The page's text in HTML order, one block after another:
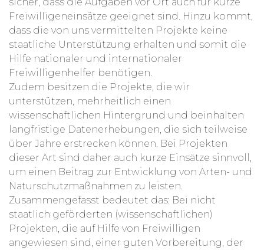
Freiwilligeneinsätze geeignet sind. Hinzu kommt,
dass die von uns vermittelten Projekte keine
staatliche Unterstützung erhalten und somit die
Hilfe nationaler und internationaler
Freiwilligenhelfer benötigen.
Zudem besitzen die Projekte, die wir
unterstützen, mehrheitlich einen
wissenschaftlichen Hintergrund und beinhalten
langfristige Datenerhebungen, die sich teilweise
über Jahre erstrecken können. Bei Projekten
dieser Art sind daher auch kurze Einsätze sinnvoll,
um einen Beitrag zur Entwicklung von Arten- und
Naturschutzmaßnahmen zu leisten.
Zusammengefasst bedeutet das: Bei nicht
staatlich geförderten (wissenschaftlichen)
Projekten, die auf Hilfe von Freiwilligen
angewiesen sind, einer guten Vorbereitung, der